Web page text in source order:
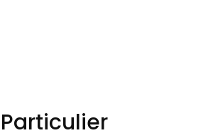
Particulier